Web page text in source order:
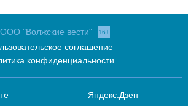
"Волжские вести" 16+
соглашение
конфиденциальности
Яндекс.Дзен